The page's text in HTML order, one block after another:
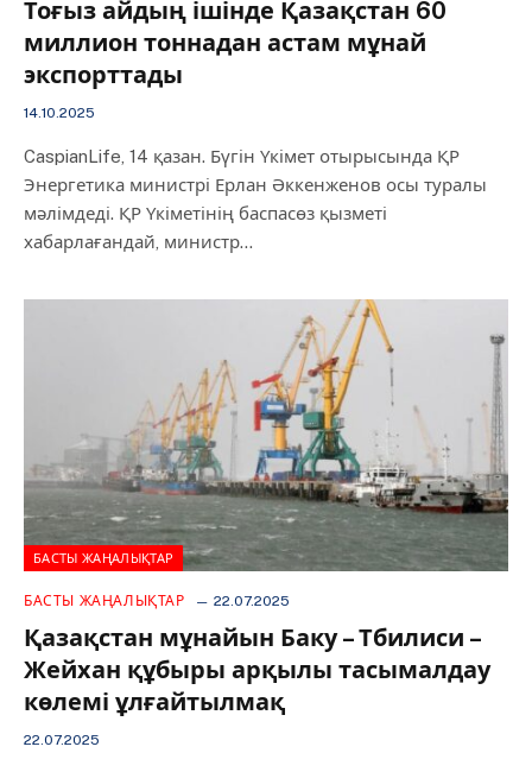
Тоғыз айдың ішінде Қазақстан 60
миллион тоннадан астам мұнай
экспорттады
14.10.2025
CaspianLife, 14 қазан. Бүгін Үкімет отырысында ҚР
Энергетика министрі Ерлан Әккенженов осы туралы
мәлімдеді. ҚР Үкіметінің баспасөз қызметі
хабарлағандай, министр…
БАСТЫ ЖАҢАЛЫҚТАР
БАСТЫ ЖАҢАЛЫҚТАР 22.07.2025
Қазақстан мұнайын Баку – Тбилиси –
Жейхан құбыры арқылы тасымалдау
көлемі ұлғайтылмақ
22.07.2025